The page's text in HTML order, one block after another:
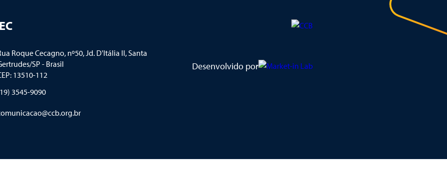
Roque Cecagno, nº50, Jd. D'Itália II, Santa
SP - Brasil
13510-112
3545-9090
Desenvolvido por